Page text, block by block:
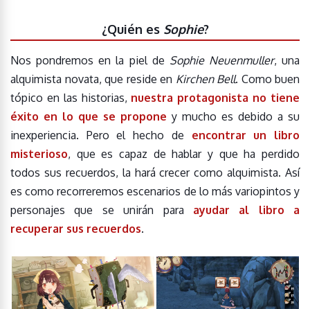
¿Quién es Sophie?
Nos pondremos en la piel de Sophie Neuenmuller, una
alquimista novata, que reside en Kirchen Bell. Como buen
tópico en las historias, nuestra protagonista no tiene
éxito en lo que se propone y mucho es debido a su
inexperiencia. Pero el hecho de encontrar un libro
misterioso, que es capaz de hablar y que ha perdido
todos sus recuerdos, la hará crecer como alquimista. Así
es como recorreremos escenarios de lo más variopintos y
personajes que se unirán para ayudar al libro a
recuperar sus recuerdos.